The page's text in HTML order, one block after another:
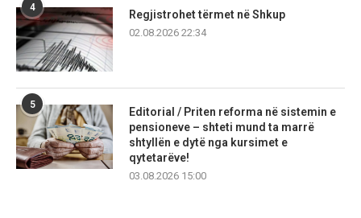
4
Regjistrohet tërmet në Shkup
02.08.2026 22:34
5
Editorial / Priten reforma në sistemin e
pensioneve – shteti mund ta marrë
shtyllën e dytë nga kursimet e
qytetarëve!
03.08.2026 15:00